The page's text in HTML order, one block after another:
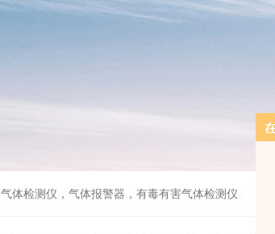
气体检测仪，气体报警器，有毒有害气体检测仪